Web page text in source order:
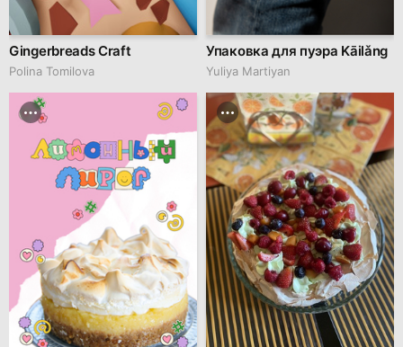
Gingerbreads Craft
Polina Tomilova
Упаковка для пуэра Kāilǎng
Yuliya Martiyan